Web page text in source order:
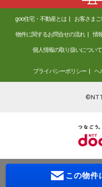
goo住宅・不動産とは お客さま
物件に関するお問合せの流れ 情
個人情報の取り扱いについて
プライバシーポリシー ヘ
この物件